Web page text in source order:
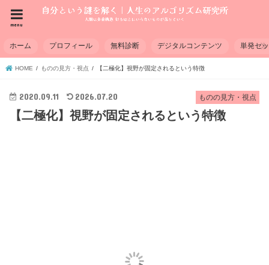
menu
ホーム プロフィール 無料診断 デジタルコンテンツ 単発セ
HOME ものの見方・視点 【二極化】視野が固定されるという特徴
ものの見方・視点
2020.09.11 2026.07.20
【二極化】視野が固定されるという特徴